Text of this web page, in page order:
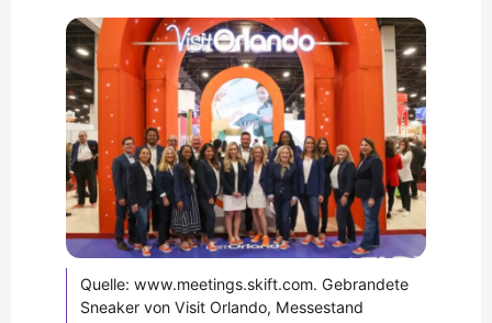
Quelle: www.meetings.skift.com. Gebrandete
Sneaker von Visit Orlando, Messestand